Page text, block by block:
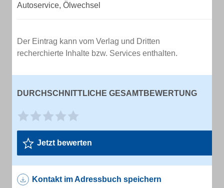
Autoservice, Ölwechsel
Der Eintrag kann vom Verlag und Dritten
recherchierte Inhalte bzw. Services enthalten.
DURCHSCHNITTLICHE GESAMTBEWERTUNG
Jetzt bewerten
Kontakt im Adressbuch speichern